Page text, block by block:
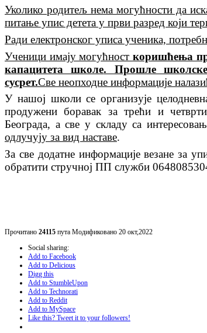
Уколико родитељ нема могућности да
питање упис детета у први разред који
Ради електронског уписа ученика,
Ученици имају могућносткоришћења
капацитета школе. Прошле школске
сусрет.Све неопходне информације
У нашој школи се организује
продужени боравак за трећи и
Београда, а све у складу са
одлучују за вид наставе.
За све додатне информације везане за
обратити стручној ПП служби
Прочитано 24115 пута Модификовано 20 окт,2022
Social sharing:
Add to Facebook
Add to Delicious
Digg this
Add to StumbleUpon
Add to Technorati
Add to Reddit
Add to MySpace
Like this? Tweet it to your followers!